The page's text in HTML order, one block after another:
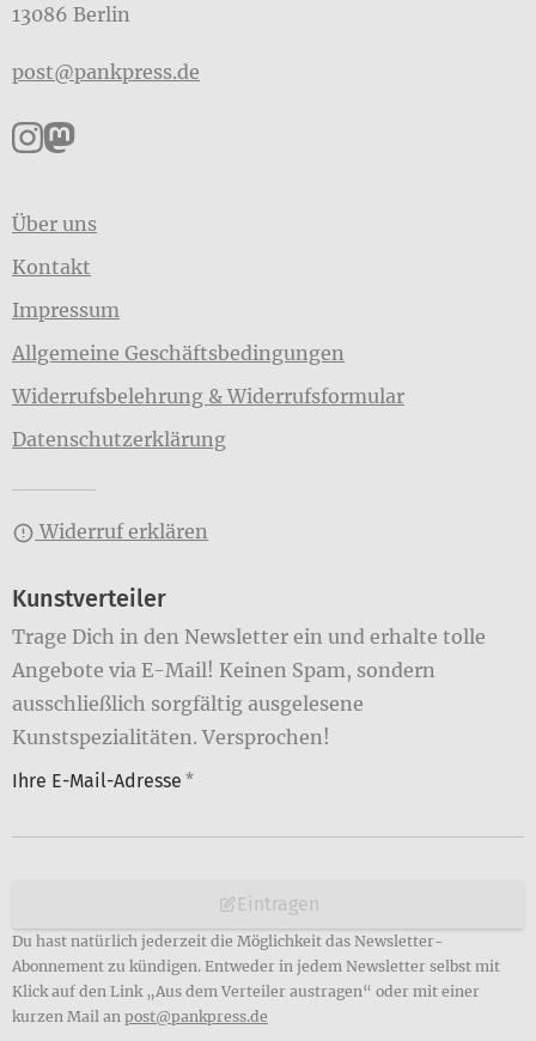
13086 Berlin
post@pankpress.de
Pankpress auf Instagram
Pankpress auf Mastodon
Über uns
Kontakt
Impressum
Allgemeine Geschäftsbedingungen
Widerrufsbelehrung & Widerrufsformular
Datenschutzerklärung
Widerruf erklären
Kunstverteiler
Trage Dich in den Newsletter ein und erhalte tolle
Angebote via E-Mail! Keinen Spam, sondern
ausschließlich sorgfältig ausgelesene
Kunstspezialitäten. Versprochen!
Ihre E-Mail-Adresse *
Eintragen
Du hast natürlich jederzeit die Möglichkeit das Newsletter-
Abonnement zu kündigen. Entweder in jedem Newsletter selbst mit
Klick auf den Link „Aus dem Verteiler austragen“ oder mit einer
kurzen Mail an post@pankpress.de